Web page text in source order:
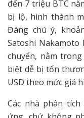
đến 7 triệu BTC
bị lộ, hình thành
Đáng chú ý,
Satoshi
chuyển, nằm
biệt dễ bị tổn
USD theo mức giá
Các nhà phân